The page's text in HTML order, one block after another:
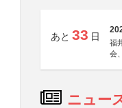
あと 33 日
福
会
ニュー